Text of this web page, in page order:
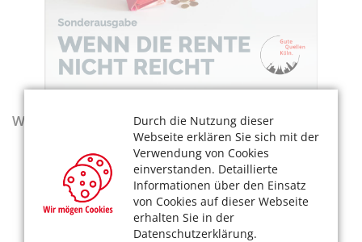
Durch die Nutzung dieser
Webseite erklären Sie sich mit der
Verwendung von Cookies
einverstanden. Detaillierte
Informationen über den Einsatz
von Cookies auf dieser Webseite
erhalten Sie in der
Datenschutzerklärung.
Wegweiser - Aktualisierte Ausgabe 2025–2027